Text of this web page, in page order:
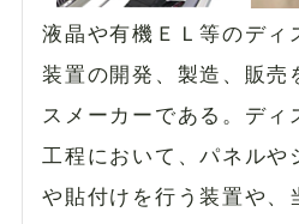
液晶や有機ＥＬ等のディ
装置の開発、製造、販売
スメーカーである。ディ
工程において、パネルや
や貼付けを行う装置や、